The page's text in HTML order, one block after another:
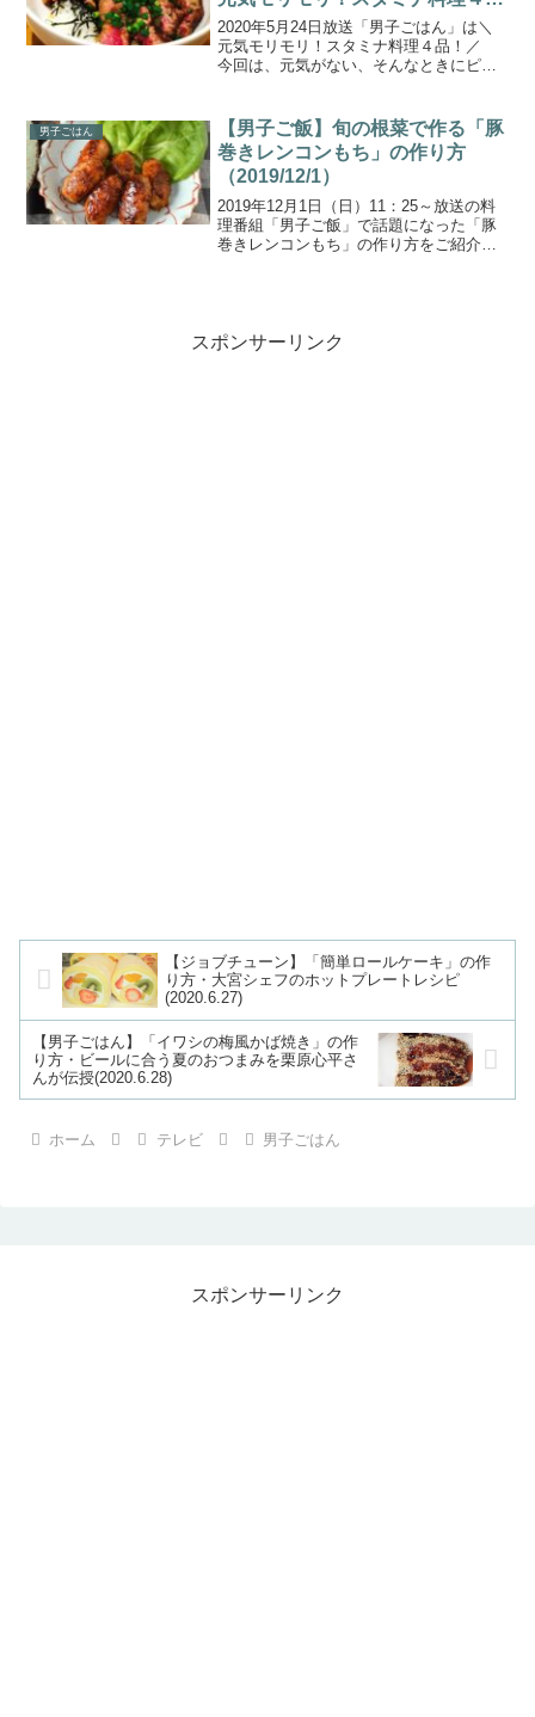
(2020.5.24)
2020年5月24日放送「男子ごはん」は＼
元気モリモリ！スタミナ料理４品！／
今回は、元気がない、そんなときにピッ
チの効いた味で食欲増進してくれるレシ
ピです。こちらでは...
男子ごはん
【男子ご飯】旬の根菜で作る「豚
巻きレンコンもち」の作り方
（2019/12/1）
2019年12月1日（日）11：25～放送の料
理番組「男子ご飯」で話題になった「豚
巻きレンコンもち」の作り方をご紹介し
スポンサーリンク
【ジョブチューン】「簡単ロールケーキ」の作
り方・大宮シェフのホットプレートレシピ
(2020.6.27)
【男子ごはん】「イワシの梅風かば焼き」の作
り方・ビールに合う夏のおつまみを栗原心平さ
んが伝授(2020.6.28)
ホーム テレビ 男子ごはん
スポンサーリンク